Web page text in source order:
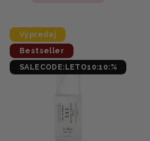
Výpredaj
Bestseller
SALECODE:LETO10:10:%